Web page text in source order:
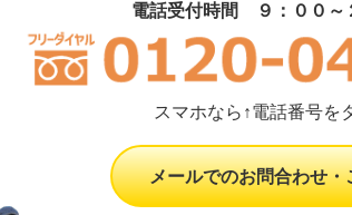
電話受付時間 ９：００～
スマホなら↑電話番号を
メールでのお問合わせ・